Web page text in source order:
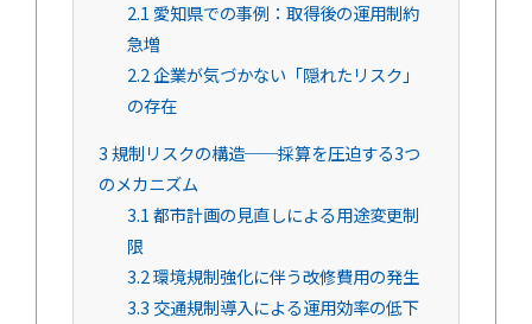
2.1 愛知県での事例：取得後の運用制約
急増
2.2企業が気づかない「隠れたリスク」
の存在
3規制リスクの構造──採算を圧迫する3つ
のメカニズム
3.1都市計画の見直しによる用途変更制
限
3.2環境規制強化に伴う改修費用の発生
3.3 交通規制導入による運用効率の低下